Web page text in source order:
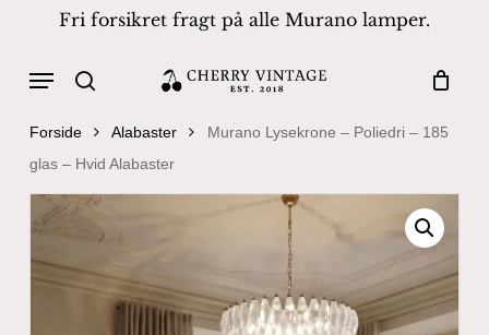
content
Fri forsikret fragt på alle Murano lamper.
Productssearch
Menu
Forside Alabaster
Murano Lysekrone – Poliedri – 185
glas – Hvid Alabaster